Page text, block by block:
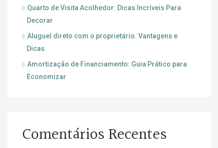
Quarto de Visita Acolhedor: Dicas Incríveis Para
Decorar
Aluguel direto com o proprietário: Vantagens e
Dicas
Amortização de Financiamento: Guia Prático para
Economizar
Comentários Recentes